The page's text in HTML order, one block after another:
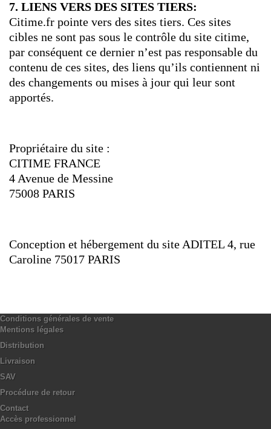
7. LIENS VERS DES SITES TIERS:
Citime.fr pointe vers des sites tiers. Ces sites
cibles ne sont pas sous le contrôle du site citime,
par conséquent ce dernier n’est pas responsable du
contenu de ces sites, des liens qu’ils contiennent ni
des changements ou mises à jour qui leur sont
apportés.
Propriétaire du site :
CITIME FRANCE
4 Avenue de Messine
75008 PARIS
Conception et hébergement du site ADITEL 4, rue
Caroline 75017 PARIS
Conditions générales de vente
Mentions légales
Distribution
Livraison
SAV
Procédure de retour
Contact
Accès professionnel